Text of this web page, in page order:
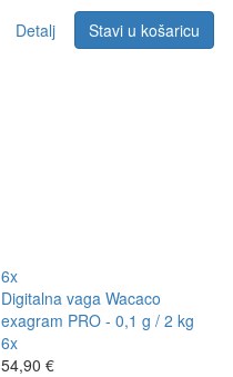
Detalj Stavi u košaricu
6x
Digitalna vaga Wacaco
exagram PRO - 0,1 g / 2 kg
6x
54,90 €